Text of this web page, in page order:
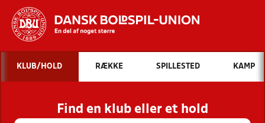
Hvad vil du søge efter?
INDHOLD OG NYHEDER
STILLINGER, RESULTATER, KLUBBER OG
HOLD
KLUB/HOLD RÆKKE SPILLESTED KAMP
Find en klub eller et hold